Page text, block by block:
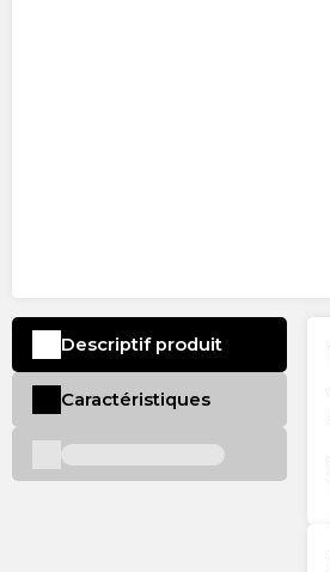
Descriptif produit
Caractéristiques